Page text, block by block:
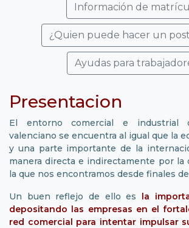
Información de
¿Quien puede hacer un
Ayudas para
Presentacion
El entorno comercial e industrial
valenciano se encuentra al igual que la
y una parte importante de la
manera directa e indirectamente por la
la que nos encontramos desde finales
Un buen reflejo de ello es la
depositando las empresas en el
red comercial para intentar impulsar